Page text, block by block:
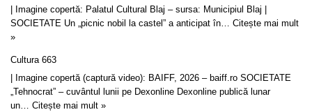
| Imagine copertă: Palatul Cultural Blaj – sursa: Municipiul Blaj |
SOCIETATE Un „picnic nobil la castel” a anticipat în… Citește mai mult
»
Cultura 663
| Imagine copertă (captură video): BAIFF, 2026 – baiff.ro SOCIETATE
„Tehnocrat” – cuvântul lunii pe Dexonline Dexonline publică lunar
un… Citește mai mult »